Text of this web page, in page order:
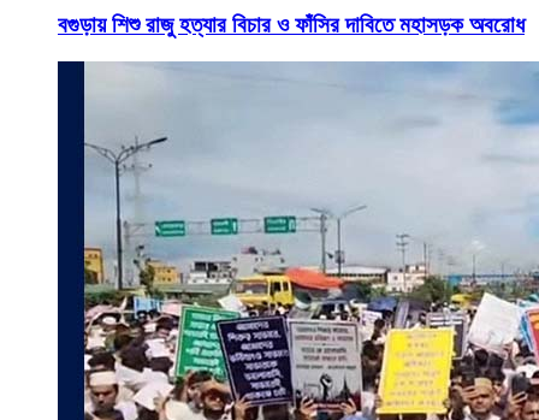
বগুড়ায় শিশু রাজু হত্যার বিচার ও ফাঁসির দাবিতে মহাসড়ক অবরোধ